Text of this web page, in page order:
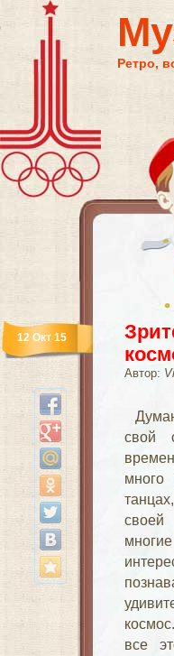
Ретро,
Автор:
12 Окт 15
свой
все